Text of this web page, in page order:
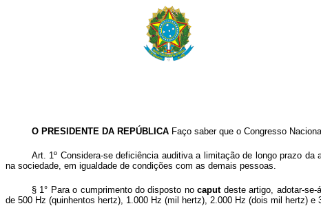
O PRESIDENTE DA REPÚBLICAFaço saber que o Congresso
Art. 1º Considera-se deficiência auditiva a limitação de longo prazo
na sociedade, em igualdade de condições com as demais pessoas.
§ 1° Para o cumprimento do disposto nocaputdeste artigo, adotar-se-
de 500 Hz (quinhentos hertz), 1.000 Hz (mil hertz), 2.000 Hz (dois mil hertz) e